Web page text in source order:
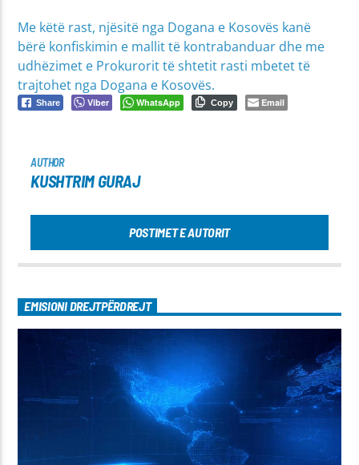
Me këtë rast, njësitë nga Dogana e Kosovës kanë
bërë konfiskimin e mallit të kontrabanduar dhe me
udhëzimet e Prokurorit të shtetit rasti mbetet të
trajtohet nga Dogana e Kosovës.
Share Viber WhatsApp Copy Email
AUTHOR
KUSHTRIM GURAJ
POSTIMET E AUTORIT
EMISIONI DREJTPËRDREJT